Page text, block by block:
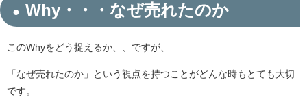
Why・・・なぜ売れたのか
このWhyをどう捉えるか、、ですが、
「なぜ売れたのか」という視点を持つことがどんな時もとても大切
です。